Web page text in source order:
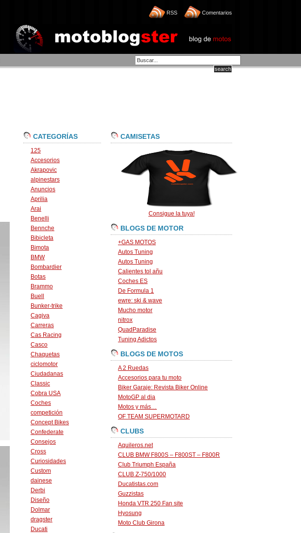
RSS Comentarios
CATEGORÍAS
125
Accesorios
Akrapovic
alpinestars
Anuncios
Aprilia
Arai
Benelli
Bennche
Bibicleta
Bimota
BMW
Bombardier
Botas
Brammo
Buell
Bunker-trike
Cagiva
Carreras
Cas Racing
Casco
Chaquetas
ciclomotor
Ciudadanas
Classic
Cobra USA
Coches
competición
Concept Bikes
Confederate
Consejos
Cross
Curiosidades
Custom
dainese
Derbi
Diseño
Dolmar
dragster
Ducati
CAMISETAS
Consigue la tuya!
BLOGS DE MOTOR
+GAS MOTOS
Autos Tuning
Autos Tuning
Calientes tol añu
Coches ES
De Formula 1
ewre: ski & wave
Mucho motor
nitrox
QuadParadise
Tuning Adictos
BLOGS DE MOTOS
A 2 Ruedas
Accesorios para tu moto
Biker Garaje: Revista Biker Online
MotoGP al dia
Motos y más…
OF TEAM SUPERMOTARD
CLUBS
Aquileros.net
CLUB BMW F800S – F800ST – F800R
Club Triumph España
CLUB Z-750/1000
Ducatistas.com
Guzzistas
Honda VTR 250 Fan site
Hyosung
Moto Club Girona